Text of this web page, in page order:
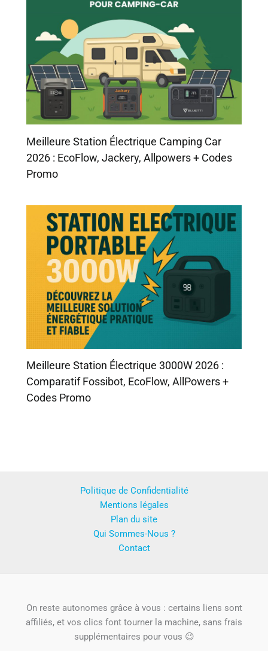
Meilleure Station Électrique Camping Car
2026 : EcoFlow, Jackery, Allpowers + Codes
Promo
Meilleure Station Électrique 3000W 2026 :
Comparatif Fossibot, EcoFlow, AllPowers +
Codes Promo
Politique de Confidentialité
Mentions légales
Plan du site
Qui Sommes-Nous ?
Contact
On reste autonomes grâce à vous : certains liens sont
affiliés, et vos clics font tourner la machine, sans frais
supplémentaires pour vous 😉